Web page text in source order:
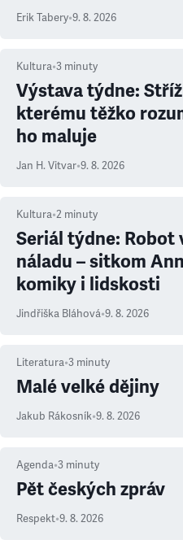
Erik Tabery•9. 8. 2026
Kultura•3 minuty
Výstava týdne:
kterému těžko
ho maluje
Jan H. Vitvar•9. 8. 2026
Kultura•2 minuty
Seriál týdne: Robot
náladu – sitkom
komiky i lidskosti
Jindřiška Bláhová•9. 8. 2026
Literatura•3 minuty
Malé velké dějiny
Jakub Rákosník•9. 8. 2026
Agenda•3 minuty
Pět českých zpráv
Respekt•9. 8. 2026